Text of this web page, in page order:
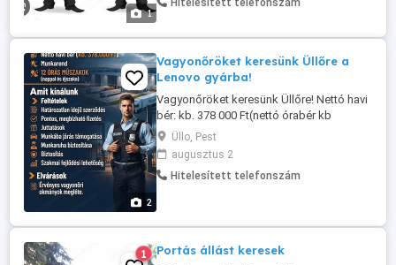
1
okmányok megléte. -Jól szituált
őrzésben való jártasság(monitor,tűz,-
illetve riasztó ...
Hitelesített telefonszám
2
Vagyonőröket keresünk Üllőre a
Lenovo gyárba!
Vagyonőröket keresünk Üllőre! Nettó havi
bér: kb. 378 000 Ft(nettó órabér kb
1575Ft) Munkarend: 12 órás műszakok
(nappal és éjszaka) Amit kínálunk: Teljes
bejelentés Határozatlan idejű szerződés
Pontos, megbízható fizetés Juttatások
...
Üllo, Pest
augusztus 2
Hitelesített telefonszám
1 Portás állást keresek